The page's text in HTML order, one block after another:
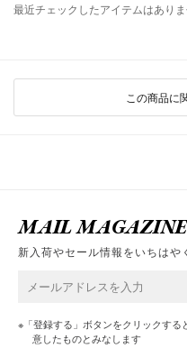
最近チェックしたアイテムはありま
この商品に
MAIL MAGAZINE
新入荷やセール情報をいちはや
※「登録する」ボタンをクリックすると
意したものとみなします